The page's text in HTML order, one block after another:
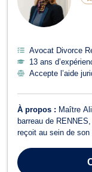
Avocat Divorce
13 ans
Accepte l’aide
À propos : Maître
barreau de
reçoit au sein de son
en droit des
champs de